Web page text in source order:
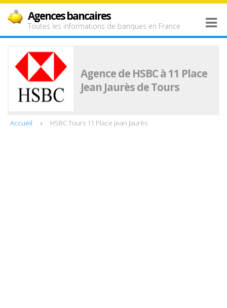
Agences bancaires
Toutes les informations de banques en France
Agence de HSBC à 11 Place
Jean Jaurès de Tours
Accueil HSBC Tours 11 Place Jean Jaurès